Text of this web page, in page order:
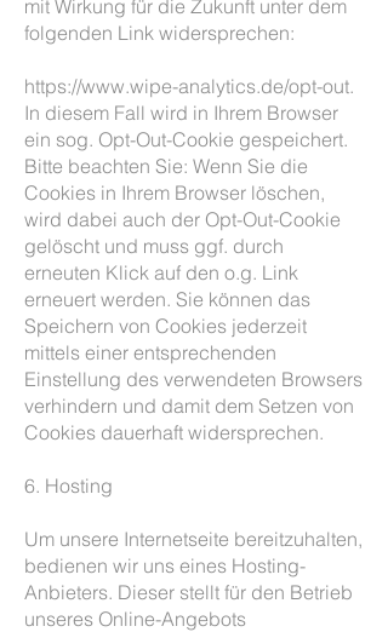
mit Wirkung für die Zukunft unter dem
folgenden Link widersprechen:
https://www.wipe-analytics.de/opt-out.
In diesem Fall wird in Ihrem Browser
ein sog. Opt-Out-Cookie gespeichert.
Bitte beachten Sie: Wenn Sie die
Cookies in Ihrem Browser löschen,
wird dabei auch der Opt-Out-Cookie
gelöscht und muss ggf. durch
erneuten Klick auf den o.g. Link
erneuert werden. Sie können das
Speichern von Cookies jederzeit
mittels einer entsprechenden
Einstellung des verwendeten Browsers
verhindern und damit dem Setzen von
Cookies dauerhaft widersprechen.
6. Hosting
Um unsere Internetseite bereitzuhalten,
bedienen wir uns eines Hosting-
Anbieters. Dieser stellt für den Betrieb
unseres Online-Angebots